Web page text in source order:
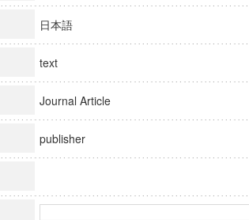
日本語
text
Journal Article
publisher